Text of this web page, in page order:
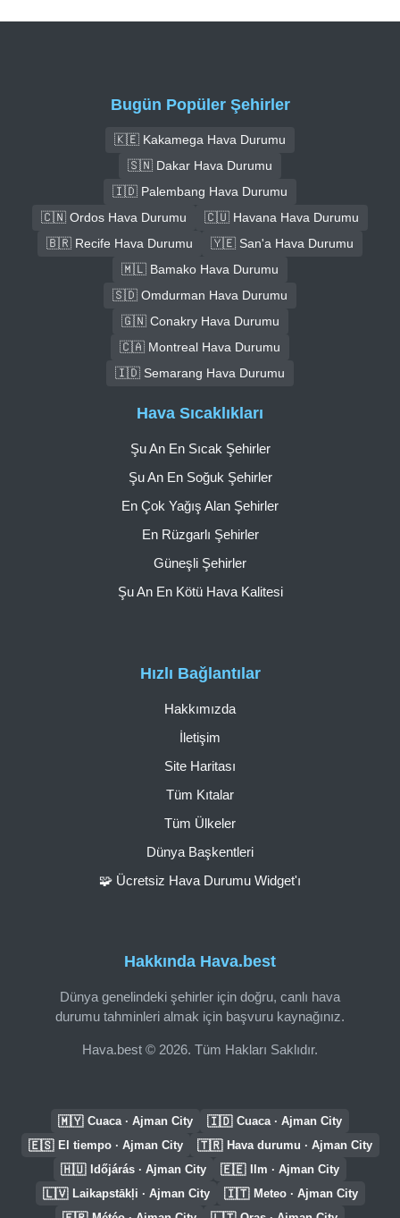
Bugün Popüler Şehirler
🇰🇪 Kakamega Hava Durumu
🇸🇳 Dakar Hava Durumu
🇮🇩 Palembang Hava Durumu
🇨🇳 Ordos Hava Durumu
🇨🇺 Havana Hava Durumu
🇧🇷 Recife Hava Durumu
🇾🇪 San'a Hava Durumu
🇲🇱 Bamako Hava Durumu
🇸🇩 Omdurman Hava Durumu
🇬🇳 Conakry Hava Durumu
🇨🇦 Montreal Hava Durumu
🇮🇩 Semarang Hava Durumu
Hakkında Hava.best
Dünya genelindeki şehirler için doğru, canlı hava
durumu tahminleri almak için başvuru kaynağınız.
Hava.best © 2026. Tüm Hakları Saklıdır.
Hızlı Bağlantılar
Hakkımızda
İletişim
Site Haritası
Tüm Kıtalar
Tüm Ülkeler
Dünya Başkentleri
🧩 Ücretsiz Hava Durumu Widget'ı
Hava Sıcaklıkları
Şu An En Sıcak Şehirler
Şu An En Soğuk Şehirler
En Çok Yağış Alan Şehirler
En Rüzgarlı Şehirler
Güneşli Şehirler
Şu An En Kötü Hava Kalitesi
🇲🇾 Cuaca · Ajman City 🇮🇩 Cuaca · Ajman City
🇪🇸 El tiempo · Ajman City 🇹🇷 Hava durumu · Ajman City
🇭🇺 Időjárás · Ajman City 🇪🇪 Ilm · Ajman City
🇱🇻 Laikapstākļi · Ajman City 🇮🇹 Meteo · Ajman City